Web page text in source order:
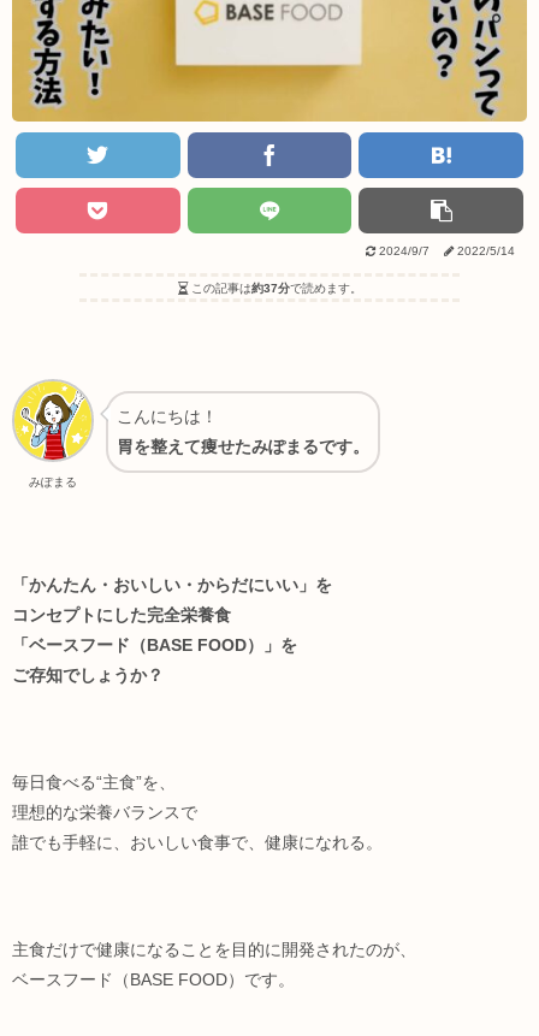
2024/9/7 2022/5/14
この記事は約37分で読めます。
みぽまる
こんにちは！
胃を整えて痩せたみぽまるです。
「かんたん・おいしい・からだにいい」を
コンセプトにした完全栄養食
「ベースフード（BASE FOOD）」を
ご存知でしょうか？
毎日食べる“主食”を、
理想的な栄養バランスで
誰でも手軽に、おいしい食事で、健康になれる。
主食だけで健康になることを目的に開発されたのが、
ベースフード（BASE FOOD）です。